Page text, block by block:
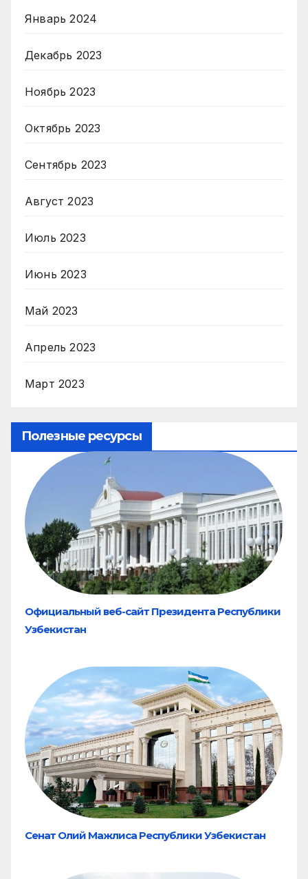
Январь 2024
Декабрь 2023
Ноябрь 2023
Октябрь 2023
Сентябрь 2023
Август 2023
Июль 2023
Июнь 2023
Май 2023
Апрель 2023
Март 2023
Полезные ресурсы
Официальный веб-сайт Президента Республики
Узбекистан
Сенат Олий Мажлиса Республики Узбекистан